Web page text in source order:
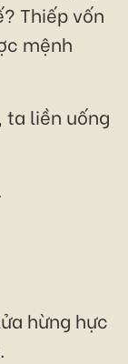
Thiếp vốn
mệnh
ta liền uống
hừng hực